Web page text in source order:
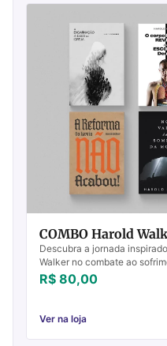
COMBO Harold
Descubra a jornada
Walker no combate ao
inabalável. Transforme sua
hoje!
R$ 80,00
Ver na loja